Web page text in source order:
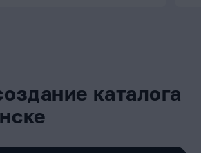
каталога